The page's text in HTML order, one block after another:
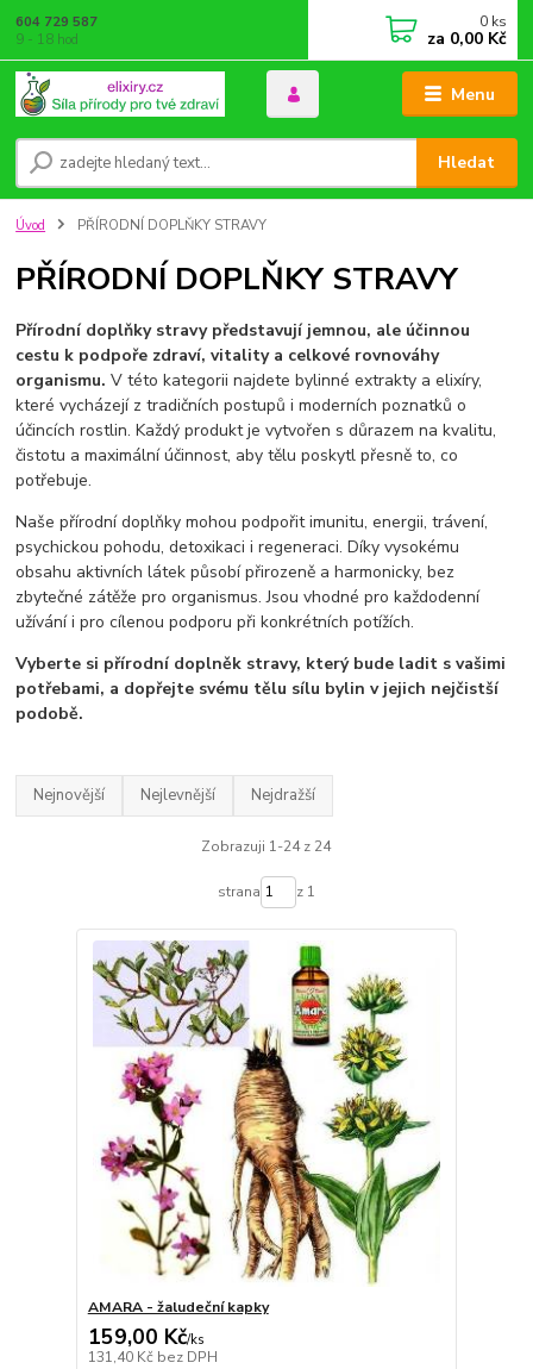
Menu
Hledat
604 729 587
9 - 18 hod
0 ks
za 0,00 Kč
Úvod PŘÍRODNÍ DOPLŇKY STRAVY
PŘÍRODNÍ DOPLŇKY STRAVY
Přírodní doplňky stravy představují jemnou, ale účinnou
cestu k podpoře zdraví, vitality a celkové rovnováhy
organismu. V této kategorii najdete bylinné extrakty a elixíry,
které vycházejí z tradičních postupů i moderních poznatků o
účincích rostlin. Každý produkt je vytvořen s důrazem na kvalitu,
čistotu a maximální účinnost, aby tělu poskytl přesně to, co
potřebuje.
Naše přírodní doplňky mohou podpořit imunitu, energii, trávení,
psychickou pohodu, detoxikaci i regeneraci. Díky vysokému
obsahu aktivních látek působí přirozeně a harmonicky, bez
zbytečné zátěže pro organismus. Jsou vhodné pro každodenní
užívání i pro cílenou podporu při konkrétních potížích.
Vyberte si přírodní doplněk stravy, který bude ladit s vašimi
potřebami, a dopřejte svému tělu sílu bylin v jejich nejčistší
podobě.
Nejnovější Nejlevnější Nejdražší
Zobrazuji 1-24 z 24
strana z 1
AMARA - žaludeční kapky
159,00 Kč/ks
131,40 Kč bez DPH